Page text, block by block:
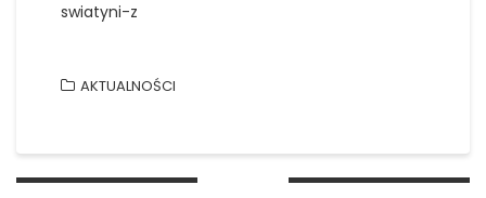
swiatyni-z
AKTUALNOŚCI
Nawigacja